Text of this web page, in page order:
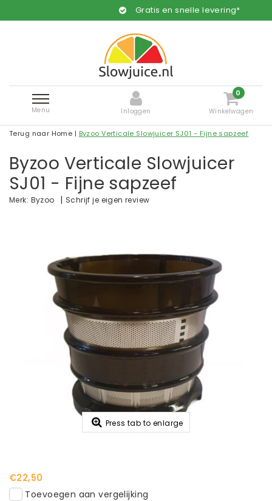
Gratis en snelle levering*
Menu Inloggen
0
Winkelwagen
Terug naar Home | Byzoo Verticale Slowjuicer SJ01 - Fijne sapzeef
Byzoo Verticale Slowjuicer
SJ01 - Fijne sapzeef
Merk: Byzoo | Schrijf je eigen review
Press tab to enlarge
€22,50
Toevoegen aan vergelijking